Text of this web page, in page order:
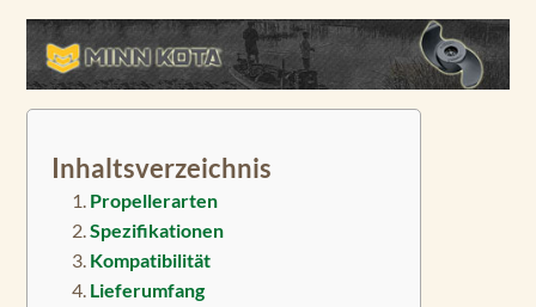
Inhaltsverzeichnis
Propellerarten
Spezifikationen
Kompatibilität
Lieferumfang